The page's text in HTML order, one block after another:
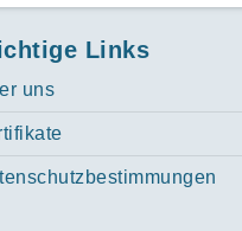
Links
uns